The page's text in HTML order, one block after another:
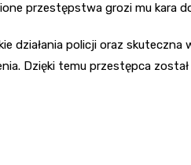
przestępstwa grozi mu kara
działania policji oraz skuteczna
Dzięki temu przestępca